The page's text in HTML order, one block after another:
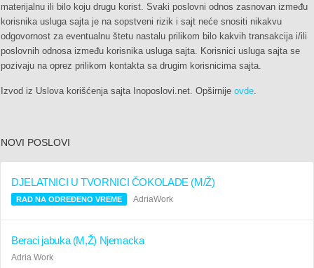
materijalnu ili bilo koju drugu korist. Svaki poslovni odnos zasnovan između
korisnika usluga sajta je na sopstveni rizik i sajt neće snositi nikakvu
odgovornost za eventualnu štetu nastalu prilikom bilo kakvih transakcija i/ili
poslovnih odnosa između korisnika usluga sajta. Korisnici usluga sajta se
pozivaju na oprez prilikom kontakta sa drugim korisnicima sajta.
Izvod iz Uslova korišćenja sajta Inoposlovi.net. Opširnije ovde.
NOVI POSLOVI
DJELATNICI U TVORNICI ČOKOLADE (M/Ž)
RAD NA ODREĐENO VREME AdriaWork
Beraci jabuka (M,Ž) Njemacka
Adria Work